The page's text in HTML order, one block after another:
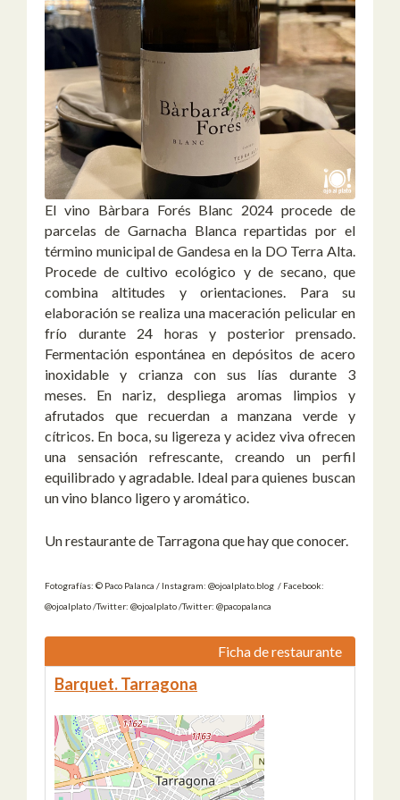
El vino Bàrbara Forés Blanc 2024 procede de
parcelas de Garnacha Blanca repartidas por el
término municipal de Gandesa en la DO Terra Alta.
Procede de cultivo ecológico y de secano, que
combina altitudes y orientaciones. Para su
elaboración se realiza una maceración pelicular en
frío durante 24 horas y posterior prensado.
Fermentación espontánea en depósitos de acero
inoxidable y crianza con sus lías durante 3
meses. En nariz, despliega aromas limpios y
afrutados que recuerdan a manzana verde y
cítricos. En boca, su ligereza y acidez viva ofrecen
una sensación refrescante, creando un perfil
equilibrado y agradable. Ideal para quienes buscan
un vino blanco ligero y aromático.
Un restaurante de Tarragona que hay que conocer.
Fotografías: © Paco Palanca / Instagram: @ojoalplato.blog / Facebook:
@ojoalplato /Twitter: @ojoalplato /Twitter: @pacopalanca
Ficha de restaurante
Barquet. Tarragona